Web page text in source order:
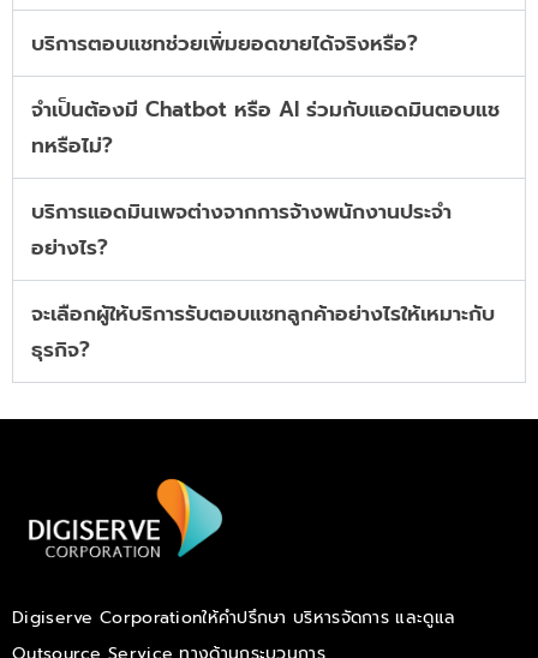
บริการตอบแชทช่วยเพิ่มยอดขายได้จริงหรือ?
จำเป็นต้องมี Chatbot หรือ AI ร่วมกับแอดมินตอบแช
ทหรือไม่?
บริการแอดมินเพจต่างจากการจ้างพนักงานประจำ
อย่างไร?
จะเลือกผู้ให้บริการรับตอบแชทลูกค้าอย่างไรให้เหมาะกับ
ธุรกิจ?
Digiserve Corporationให้คำปรึกษา บริหารจัดการและดูแล